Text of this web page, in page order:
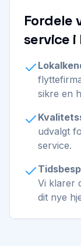
Fordele
service
sikre en
udvalgt
service.
Vi klarer
dit nye